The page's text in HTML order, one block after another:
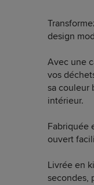
design
Avec une
vos
sa couleur
intérieur.
Fabriquée
ouvert
Livrée en
secondes,